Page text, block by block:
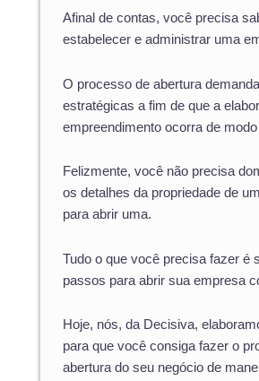
Afinal de contas, você precisa
estabelecer e administrar uma
O processo de abertura
estratégicas a fim de que a
empreendimento ocorra de
Felizmente, você não precisa
os detalhes da propriedade de
para abrir uma.
Tudo o que você precisa fazer é
passos para abrir sua empresa
Hoje, nós, da Decisiva,
para que você consiga fazer o
abertura do seu negócio de